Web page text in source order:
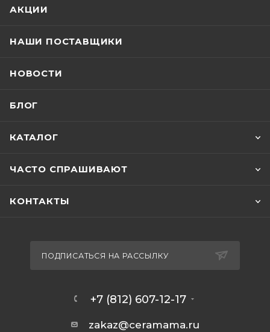
АКЦИИ
НАШИ ПОСТАВЩИКИ
НОВОСТИ
БЛОГ
КАТАЛОГ
ЧАСТО СПРАШИВАЮТ
КОНТАКТЫ
ПОДПИСАТЬСЯ НА РАССЫЛКУ
+7 (812) 607-12-17
zakaz@ceramama.ru